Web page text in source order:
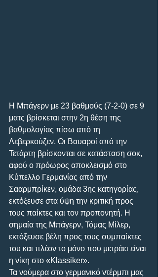
Η Μπάγερν με 23 βαθμούς (7-2-0) σε 9
ματς βρίσκεται στην 2η θέση της
βαθμολογίας πίσω από τη
Λεβερκούζεν. Οι Βαυαροί από την
Τετάρτη βρίσκονται σε κατάσταση σοκ,
αφού ο πρόωρος αποκλεισμό στο
Κύπελλο Γερμανίας από την
Σααρμπρίκεν, ομάδα 3ης κατηγορίας,
εκτόξευσε στα ύψη την κριτική προς
τους παίκτες και τον προπονητή. Η
σημαία της Μπάγερν, Τόμας Μίλερ,
εκτόξευσε βέλη προς τους συμπαίκτες
του και πλέον το μόνο που μετράει είναι
η νίκη στο «Klassiker».
Τα νούμερα στο γερμανικό ντέρμπι μας